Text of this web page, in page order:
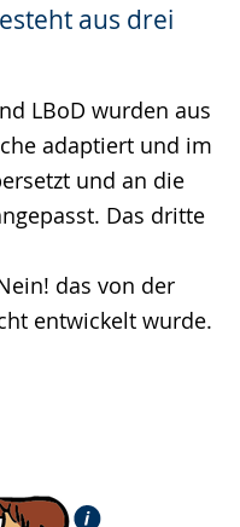
aus drei
LBoD wurden aus
adaptiert und im
und an die
Das dritte
das von der
entwickelt wurde.